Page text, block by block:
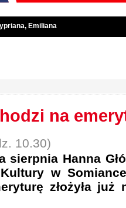
Emiliana
na
10.30)
Hanna
w
złożyła już